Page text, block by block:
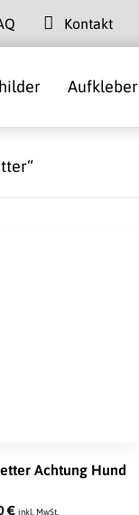
Kontakt
Aufkleber
Achtung Hund
€ inkl. MwSt.